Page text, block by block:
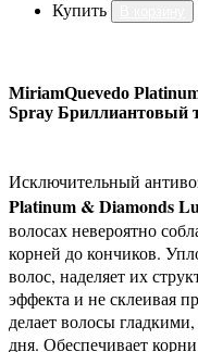
Купить
MiriamQuevedo
Spray Бриллиантовый
Исключительный
Platinum & Diamonds
волосах невероятно
корней до кончиков.
волос, наделяет их
эффекта и не склеивая
делает волосы
дня. Обеспечивает